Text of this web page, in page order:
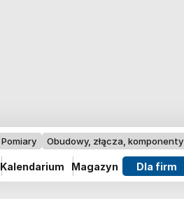
Pomiary Obudowy, złącza, komponenty
Kalendarium Magazyn Dla firm